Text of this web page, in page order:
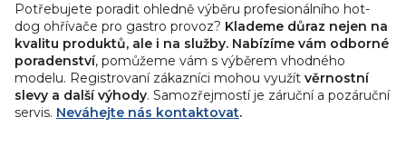
Potřebujete poradit ohledně výběru profesionálního hot-
dog ohřívače pro gastro provoz? Klademe důraz nejen na
kvalitu produktů, ale i na služby. Nabízíme vám odborné
poradenství, pomůžeme vám s výběrem vhodného
modelu. Registrovaní zákazníci mohou využít věrnostní
slevy a další výhody. Samozřejmostí je záruční a pozáruční
servis. Neváhejte nás kontaktovat.